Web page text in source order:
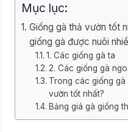
Mục lục:
Giống gà thả vườn tốt
giống gà được nuôi
1. Các giống gà ta
2. Các giống gà
Trong các giống gà
vườn tốt nhất?
Bảng giá gà giống